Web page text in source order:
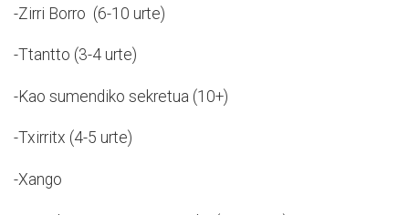
-Zirri Borro (6-10 urte)
-Ttantto (3-4 urte)
-Kao sumendiko sekretua (10+)
-Txirritx (4-5 urte)
-Xango